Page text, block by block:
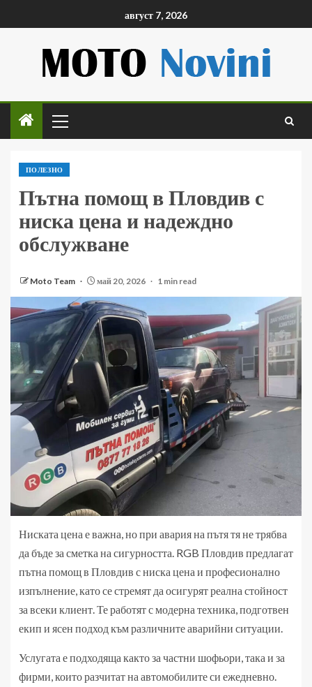
август 7, 2026
ПОЛЕЗНО
Пътна помощ в Пловдив с
ниска цена и надеждно
обслужване
Moto Team май 20, 2026 1 min read
Ниската цена е важна, но при авария на пътя тя не трябва
да бъде за сметка на сигурността. RGB Пловдив предлагат
пътна помощ в Пловдив с ниска цена и професионално
изпълнение, като се стремят да осигурят реална стойност
за всеки клиент. Те работят с модерна техника, подготвен
екип и ясен подход към различните аварийни ситуации.
Услугата е подходяща както за частни шофьори, така и за
фирми, които разчитат на автомобилите си ежедневно.